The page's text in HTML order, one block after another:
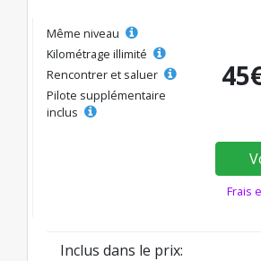
Même niveau
Kilométrage illimité
Rencontrer et saluer
Pilote supplémentaire
inclus
Frais
Inclus dans le prix: